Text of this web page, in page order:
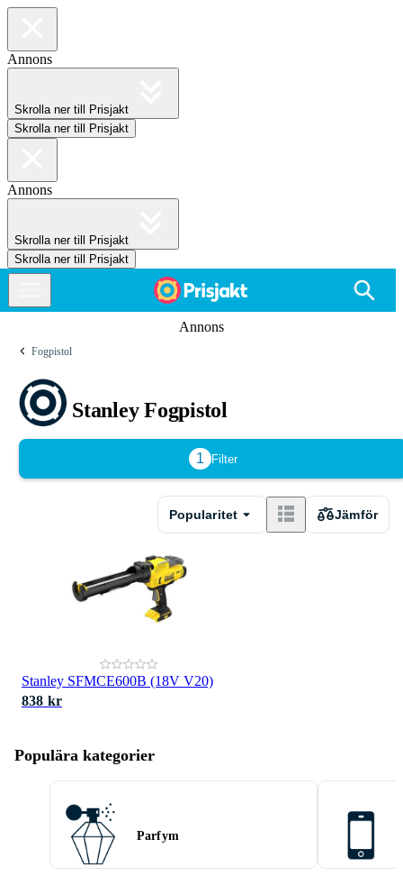
Annons
Skrolla ner till Prisjakt
Skrolla ner till Prisjakt
Annons
Skrolla ner till Prisjakt
Skrolla ner till Prisjakt
Annons
Fogpistol
Stanley Fogpistol
1 Filter
Popularitet Jämför
Stanley SFMCE600B (18V V20)
838 kr
Populära kategorier
Parfym